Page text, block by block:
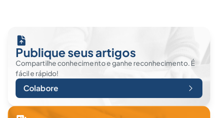
Publique seus artigos
Compartilhe conhecimento e ganhe reconhecimento. É
fácil e rápido!
Colabore